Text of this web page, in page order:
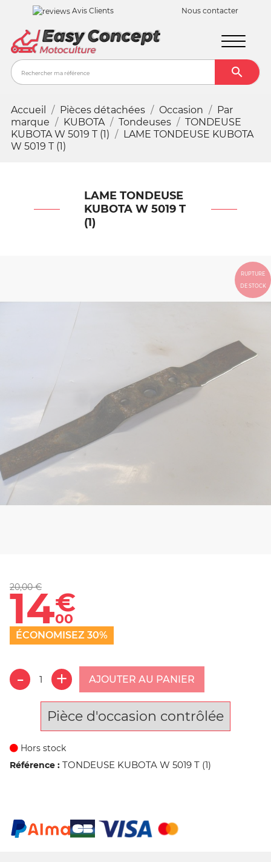
Avis Clients Nous contacter

Accueil Pièces détachées Occasion
Par
marque
KUBOTA Tondeuses
TONDEUSE
KUBOTA W 5019 T (1)
LAME TONDEUSE KUBOTA
W 5019 T (1)
LAME TONDEUSE
KUBOTA W 5019 T
(1)
RUPTURE
DE STOCK
20,00 €
14€
00
ÉCONOMISEZ 30%
AJOUTER AU PANIER
Pièce d'occasion contrôlée
Hors stock
Référence : TONDEUSE KUBOTA W 5019 T (1)